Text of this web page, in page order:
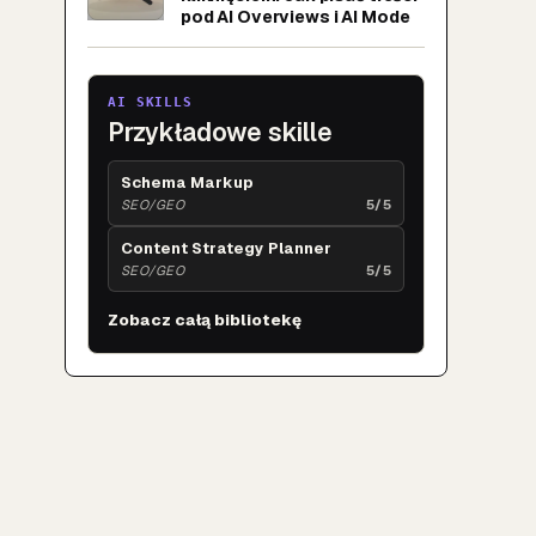
pod AI Overviews i AI Mode
AI SKILLS
Przykładowe skille
Schema Markup
SEO/GEO 5/5
Content Strategy Planner
SEO/GEO 5/5
Zobacz całą bibliotekę